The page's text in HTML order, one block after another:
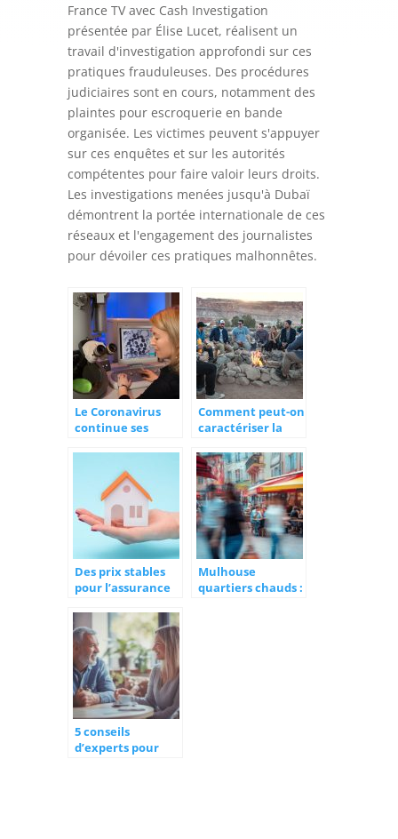
France TV avec Cash Investigation
présentée par Élise Lucet, réalisent un
travail d'investigation approfondi sur ces
pratiques frauduleuses. Des procédures
judiciaires sont en cours, notamment des
plaintes pour escroquerie en bande
organisée. Les victimes peuvent s'appuyer
sur ces enquêtes et sur les autorités
compétentes pour faire valoir leurs droits.
Les investigations menées jusqu'à Dubaï
démontrent la portée internationale de ces
réseaux et l'engagement des journalistes
pour dévoiler ces pratiques malhonnêtes.
Le Coronavirus
continue ses
Comment peut-on
caractériser la
occidentale ?
Des prix stables
pour l’assurance
Mulhouse
quartiers chauds :
5 conseils
d’experts pour